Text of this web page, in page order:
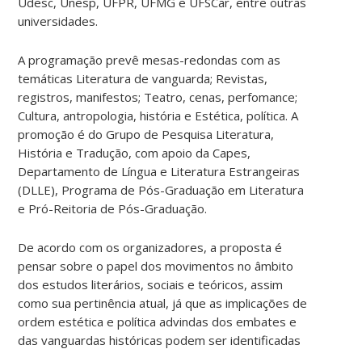
universidades.
A programação prevê mesas-redondas com as
temáticas Literatura de vanguarda; Revistas,
registros, manifestos; Teatro, cenas, perfomance;
Cultura, antropologia, história e Estética, política. A
promoção é do Grupo de Pesquisa Literatura,
História e Tradução, com apoio da Capes,
Departamento de Língua e Literatura Estrangeiras
(DLLE), Programa de Pós-Graduação em Literatura
e Pró-Reitoria de Pós-Graduação.
De acordo com os organizadores, a proposta é
pensar sobre o papel dos movimentos no âmbito
dos estudos literários, sociais e teóricos, assim
como sua pertinência atual, já que as implicações de
ordem estética e política advindas dos embates e
das vanguardas históricas podem ser identificadas